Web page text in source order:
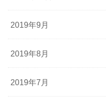
2019年9月
2019年8月
2019年7月